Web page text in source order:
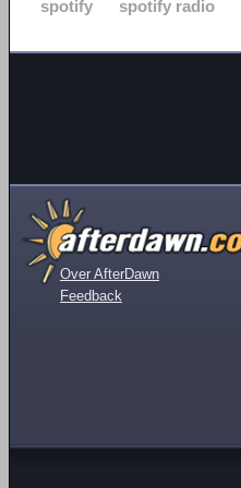
spotify
spotify radio
Over AfterDawn
Feedback